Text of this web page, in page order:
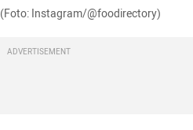
Instagram/@foodirectory)
ADVERTISEMENT